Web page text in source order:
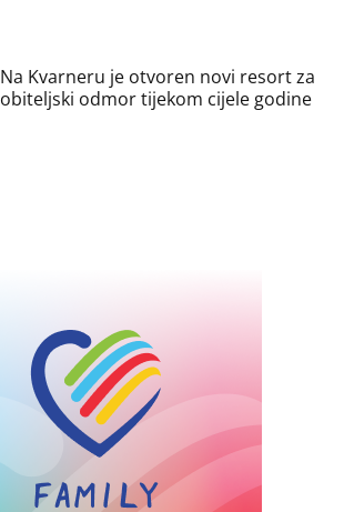
Na Kvarneru je otvoren novi resort za
obiteljski odmor tijekom cijele godine